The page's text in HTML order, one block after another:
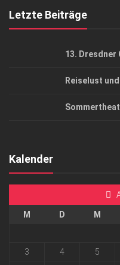
Letzte Beiträge
13. Dresdner
Reiselust
Kalender
M D M
3
4 5